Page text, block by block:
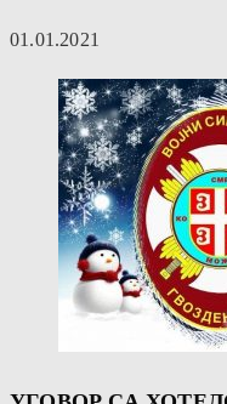
01.01.2021